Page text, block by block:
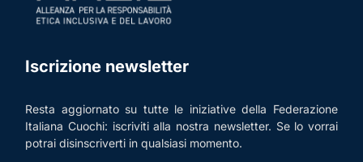
Iscrizione newsletter
Resta aggiornato su tutte le iniziative della Federazione
Italiana Cuochi: iscriviti alla nostra newsletter. Se lo vorrai
potrai disinscriverti in qualsiasi momento.